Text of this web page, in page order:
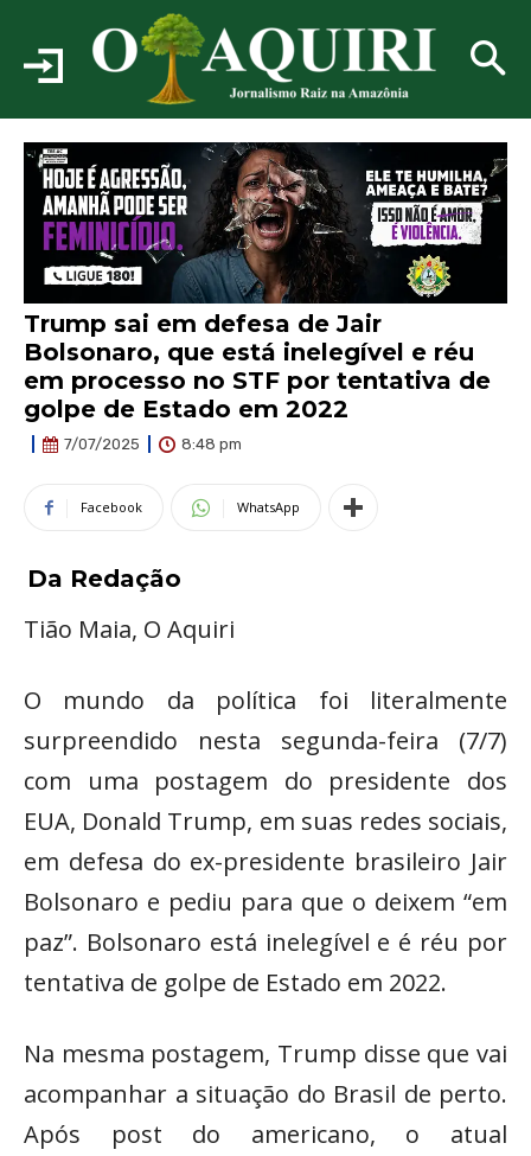
Trump sai em defesa de Jair
Bolsonaro, que está inelegível e réu
em processo no STF por tentativa de
golpe de Estado em 2022
7/07/2025 8:48 pm
Facebook WhatsApp
Da Redação
Tião Maia, O Aquiri
O mundo da política foi literalmente
surpreendido nesta segunda-feira (7/7)
com uma postagem do presidente dos
EUA, Donald Trump, em suas redes sociais,
em defesa do ex-presidente brasileiro Jair
Bolsonaro e pediu para que o deixem “em
paz”. Bolsonaro está inelegível e é réu por
tentativa de golpe de Estado em 2022.
Na mesma postagem, Trump disse que vai
acompanhar a situação do Brasil de perto.
Após post do americano, o atual